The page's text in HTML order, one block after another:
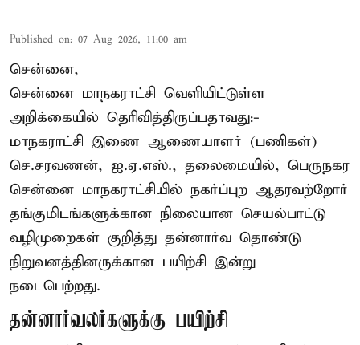
Published on: 07 Aug 2026, 11:00 am
சென்னை,
சென்னை மாநகராட்சி வெளியிட்டுள்ள
அறிக்கையில் தெரிவித்திருப்பதாவது:-
மாநகராட்சி இணை ஆணையாளர் (பணிகள்)
செ.சரவணன், ஐ.ஏ.எஸ்., தலைமையில், பெருநகர
சென்னை மாநகராட்சியில் நகர்ப்புற ஆதரவற்றோர்
தங்குமிடங்களுக்கான நிலையான செயல்பாட்டு
வழிமுறைகள் குறித்து தன்னார்வ தொண்டு
நிறுவனத்தினருக்கான பயிற்சி இன்று
நடைபெற்றது.
தன்னார்வலர்களுக்கு பயிற்சி